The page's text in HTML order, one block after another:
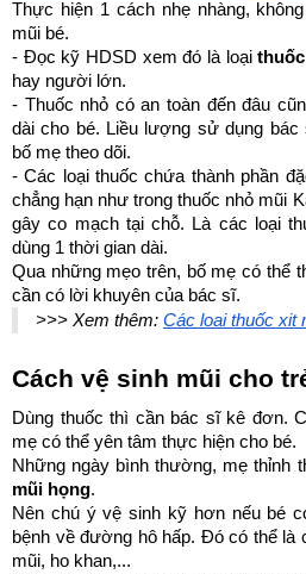
Thực hiện 1 cách nhẹ nhàng,
mũi bé.
- Đọc kỹ HDSD xem đó là loại
hay người lớn.
- Thuốc nhỏ có an toàn đến đâu
dài cho bé. Liều lượng sử dụng
bố mẹ theo dõi.
- Các loại thuốc chứa thành phần
chẳng hạn như trong thuốc nhỏ mũi
gây co mạch tại chỗ. Là các loại
dùng 1 thời gian dài.
Qua những mẹo trên, bố mẹ có thể
cần có lời khuyên của bác sĩ.
>>> Xem thêm: Các loại thuốc xịt
Cách vệ sinh mũi cho
Dùng thuốc thì cần bác sĩ kê đơn.
mẹ có thể yên tâm thực hiện cho bé.
Những ngày bình thường, mẹ thỉnh
mũi họng.
Nên chú ý vệ sinh kỹ hơn nếu bé
bệnh về đường hô hấp. Đó có thể là
mũi, ho khan,...